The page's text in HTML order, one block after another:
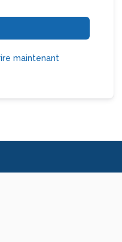
maintenant